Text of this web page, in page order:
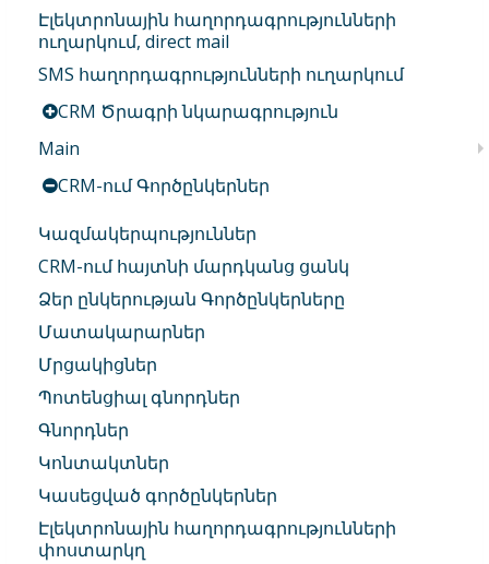
Էլեկտրոնային հաղորդագրությունների
ուղարկում, direct mail
SMS հաղորդագրությունների ուղարկում
CRM Ծրագրի նկարագրություն
Main
CRM-ում Գործընկերներ
Կազմակերպություններ
CRM-ում հայտնի մարդկանց ցանկ
Ձեր ընկերության Գործընկերները
Մատակարարներ
Մրցակիցներ
Պոտենցիալ գնորդներ
Գնորդներ
Կոնտակտներ
Կասեցված գործընկերներ
Էլեկտրոնային հաղորդագրությունների
փոստարկղ